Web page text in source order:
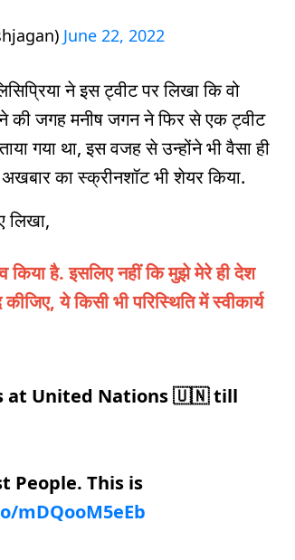
June 22, 2022
ने इस ट्वीट पर लिखा कि वो
की जगह मनीष जगन ने फिर से एक ट्वीट
गया था, इस वजह से उन्होंने भी वैसा ही
अखबार का स्क्रीनशॉट भी शेयर किया.
लिखा,
किया है. इसलिए नहीं कि मुझे मेरे ही देश
ये किसी भी परिस्थिति में स्वीकार्य
at United Nations 🇺🇳 till
People. This is
mDQooM5eEb